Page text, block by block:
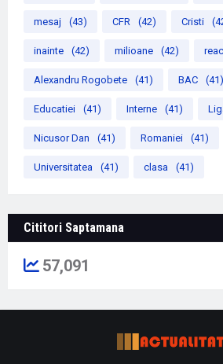
mesaj (43) CFR (42) Cristi
inainte (42) milioane (42)
Alexandru Rogobete (41) BAC (41)
Educatiei (41) Interne (41)
Nicusor Dan (41) Romaniei (41)
Universitatea (41) clasa (41)
Cititori Saptamana
57,091